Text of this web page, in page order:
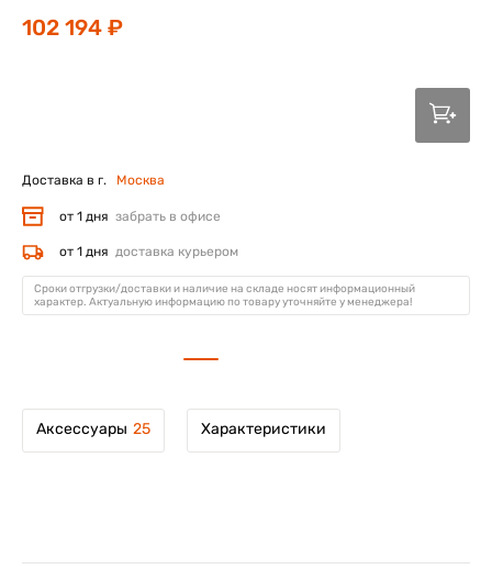
102 194 ₽
Доставка в г. Москва
от 1 дня забрать в офисе
от 1 дня доставка курьером
Сроки отгрузки/доставки и наличие на складе носят информационный
характер. Актуальную информацию по товару уточняйте у менеджера!
Аксессуары 25 Характеристики